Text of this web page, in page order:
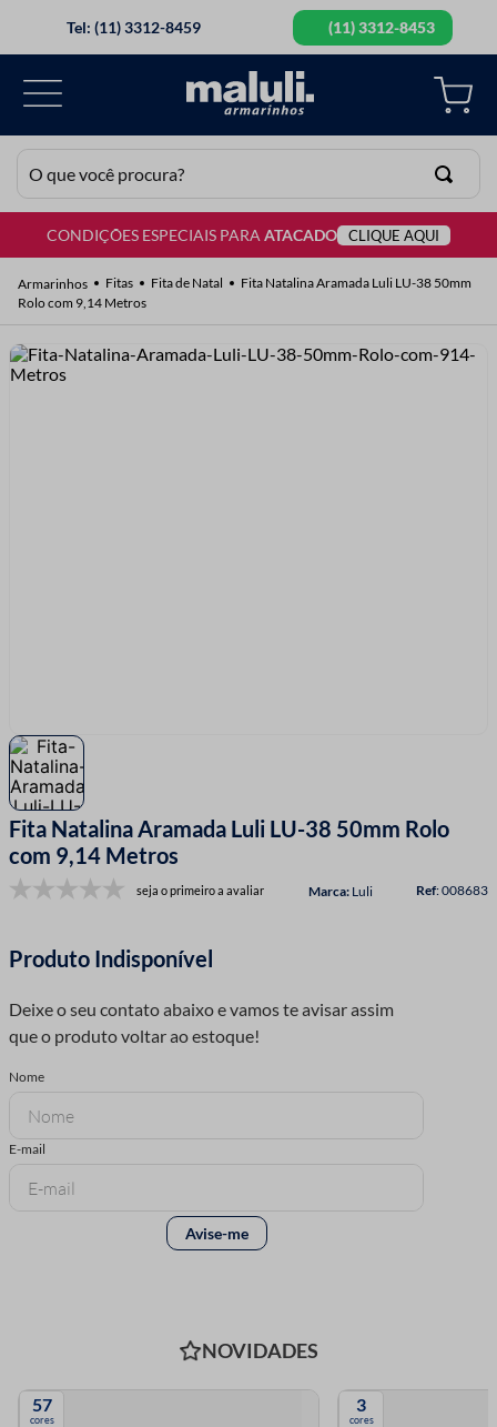
Tel: (11) 3312-8459 (11) 3312-8453
O que você procura?
CONDIÇÕES ESPECIAIS PARAATACADO CLIQUE AQUI
Fitas Fita de Natal
Fita Natalina Aramada Luli LU-38 50mm
Rolo com 9,14 Metros
Fita Natalina Aramada Luli LU-38 50mm Rolo
com 9,14 Metros
seja o primeiro a avaliar Luli :008683
NOVIDADES
57
cores
3
cores
TERMOS MAIS BUSCADOS
2º
barbante
3º
botão